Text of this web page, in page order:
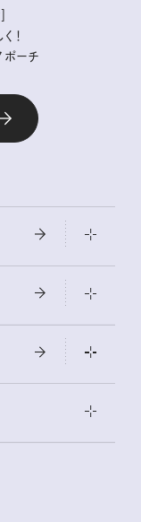
！
ポーチ
リア
リンネル旅ガイ